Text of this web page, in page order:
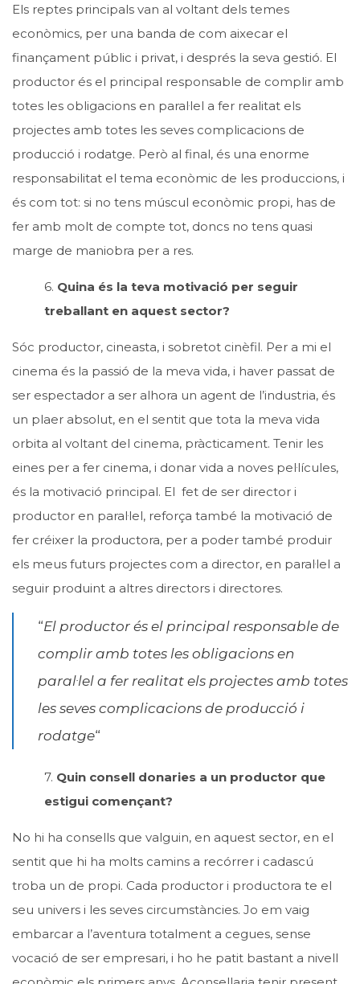
Els reptes principals van al voltant dels temes
econòmics, per una banda de com aixecar el
finançament públic i privat, i després la seva gestió. El
productor és el principal responsable de complir amb
totes les obligacions en paral·lel a fer realitat els
projectes amb totes les seves complicacions de
producció i rodatge. Però al final, és una enorme
responsabilitat el tema econòmic de les produccions, i
és com tot: si no tens múscul econòmic propi, has de
fer amb molt de compte tot, doncs no tens quasi
marge de maniobra per a res.
6. Quina és la teva motivació per seguir
treballant en aquest sector?
Sóc productor, cineasta, i sobretot cinèfil. Per a mi el
cinema és la passió de la meva vida, i haver passat de
ser espectador a ser alhora un agent de l’industria, és
un plaer absolut, en el sentit que tota la meva vida
orbita al voltant del cinema, pràcticament. Tenir les
eines per a fer cinema, i donar vida a noves pel·lícules,
és la motivació principal. El fet de ser director i
productor en paral·lel, reforça també la motivació de
fer créixer la productora, per a poder també produir
els meus futurs projectes com a director, en paral·lel a
seguir produint a altres directors i directores.
“El productor és el principal responsable de
complir amb totes les obligacions en
paral·lel a fer realitat els projectes amb totes
les seves complicacions de producció i
rodatge“
7. Quin consell donaries a un productor que
estigui començant?
No hi ha consells que valguin, en aquest sector, en el
sentit que hi ha molts camins a recórrer i cadascú
troba un de propi. Cada productor i productora te el
seu univers i les seves circumstàncies. Jo em vaig
embarcar a l’aventura totalment a cegues, sense
vocació de ser empresari, i ho he patit bastant a nivell